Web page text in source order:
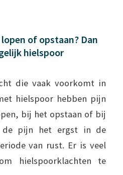
of opstaan? Dan
hielspoor
die vaak voorkomt in
hielspoor hebben pijn
bij het opstaan of bij
de pijn het ergst in de
van rust. Er is veel
hielspoorklachten te